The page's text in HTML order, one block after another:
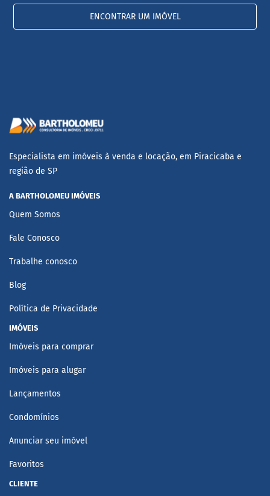
ENCONTRAR UM IMÓVEL
Especialista em imóveis à venda e locação, em Piracicaba e
região de SP
A BARTHOLOMEU IMÓVEIS
Quem Somos
Fale Conosco
Trabalhe conosco
Blog
Política de Privacidade
IMÓVEIS
Imóveis para comprar
Imóveis para alugar
Lançamentos
Condomínios
Anunciar seu imóvel
Favoritos
CLIENTE